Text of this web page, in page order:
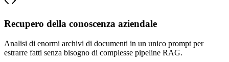
Recupero della conoscenza aziendale
Analisi di enormi archivi di documenti in un unico prompt per
estrarre fatti senza bisogno di complesse pipeline RAG.